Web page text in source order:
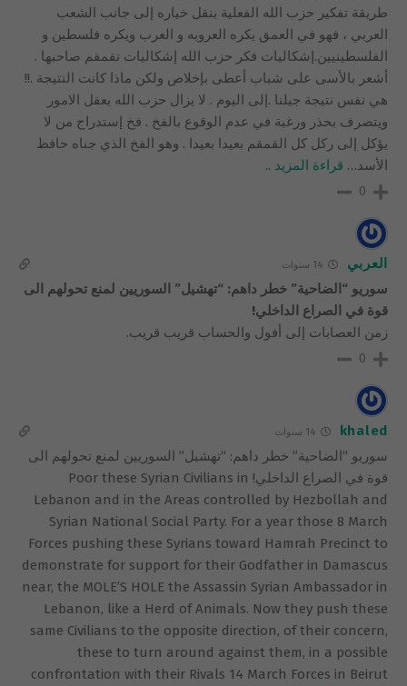
طريقة تفكير حزب الله الفعلية بنقل خياره إلى جانب الشعب
العربي ، فهو في العمق يكره العروبه و العرب ويكره فلسطين و
الفلسطينيين.إشكاليات فكر حزب الله إشكاليات تقمقم صاحبها .
أشعر بالأسى على شباب أعطى بإخلاص ولكن ماذا كانت النتيجة .!!
هي نفس نتيجة جيلنا .إلى اليوم . لا يزال حزب الله يعقل الامور
ويتصرف بحذر ورغبة في عدم الوقوع بالفخ . فخ إستدراج من لا
يؤكل إلى ركل كل القمقم بعيدا بعيدا . وهو الفخ الذي جناه حافظ
الأسد… قراءة المزيد ..
0
العربي 14 سنوات
سوريو “الضاحية” خطر داهم: “تهشيل” السوريين لمنع تحولهم الى
قوة في الصراع الداخلي!
زمن العصابات إلى أفول والحساب قريب قريب.
0
khaled 14 سنوات
سوريو “الضاحية” خطر داهم: “تهشيل” السوريين لمنع تحولهم الى
قوة في الصراع الداخلي! Poor these Syrian Civilians in
Lebanon and in the Areas controlled by Hezbollah and
Syrian National Social Party. For a year those 8 March
Forces pushing these Syrians toward Hamrah Precinct to
demonstrate for support for their Godfather in Damascus
near, the MOLE’S HOLE the Assassin Syrian Ambassador in
Lebanon, like a Herd of Animals. Now they push these
same Civilians to the opposite direction, of their concern,
these to turn around against them, in a possible
confrontation with their Rivals 14 March Forces in Beirut